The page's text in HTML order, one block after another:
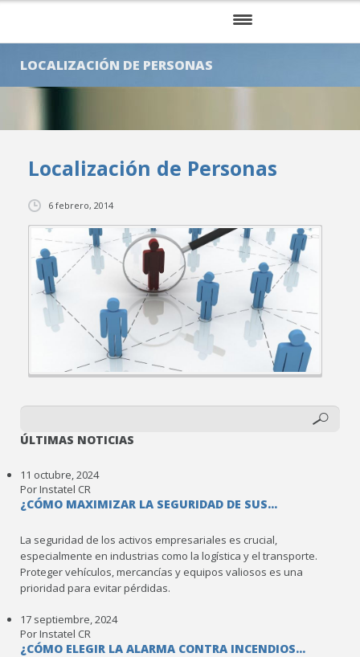
INICIO
SERVICIOS
CLIENTES
BLOG
CONTÁCTENOS
LOCALIZACIÓN DE PERSONAS
Localización de Personas
6 febrero, 2014
ÚLTIMAS NOTICIAS
11 octubre, 2024
Por Instatel CR
¿CÓMO MAXIMIZAR LA SEGURIDAD DE SUS...
La seguridad de los activos empresariales es crucial,
especialmente en industrias como la logística y el transporte.
Proteger vehículos, mercancías y equipos valiosos es una
prioridad para evitar pérdidas.
17 septiembre, 2024
Por Instatel CR
¿CÓMO ELEGIR LA ALARMA CONTRA INCENDIOS...